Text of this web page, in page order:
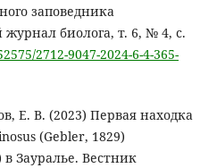
заповедника
биолога, т. 6, № 4, с.
2712-9047-2024-6-4-365-
Е. В. (2023) Первая находка
(Gebler, 1829)
Зауралье. Вестник